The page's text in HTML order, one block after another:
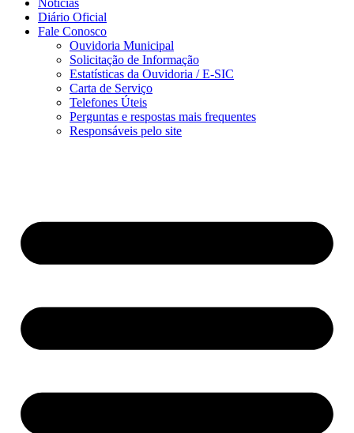
Notícias
Diário Oficial
Fale Conosco
Ouvidoria Municipal
Solicitação de Informação
Estatísticas da Ouvidoria / E-SIC
Carta de Serviço
Telefones Úteis
Perguntas e respostas mais frequentes
Responsáveis pelo site